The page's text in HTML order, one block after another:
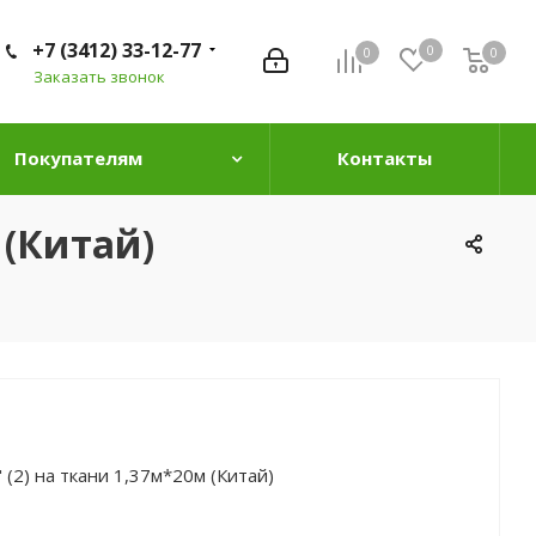
0 0 0
0
+7 (3412) 33-12-77
Заказать звонок
Покупателям Контакты
на ткани 1,37м*20м (Китай)